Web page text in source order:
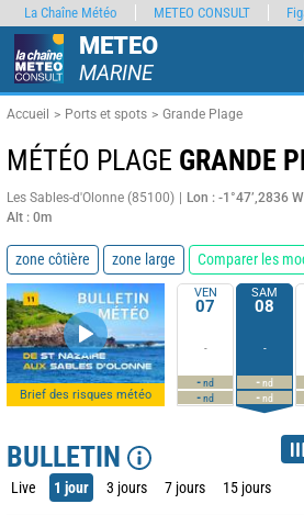
METEO
MARINE
Accueil Ports et spots Grande Plage
MÉTÉO PLAGE GRANDE
Les Sables-d'Olonne (85100) Lon : -1°47’,2836 W
Alt : 0m
zone côtière zone large Comparer les
Brief des risques météo
VEN
07
-
-nd
-nd
SAM
08
-
-nd
-nd
BULLETIN
Live 1 jour 3 jours 7 jours 15 jours
La Chaîne Météo METEO CONSULT